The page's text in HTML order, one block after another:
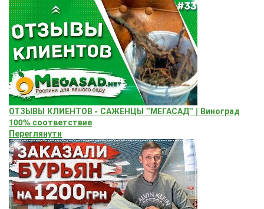
ОТЗЫВЫ КЛИЕНТОВ - САЖЕНЦЫ "МЕГАСАД" | Виноград
100% соответствие
Переглянути